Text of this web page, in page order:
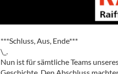
***Schluss, Aus, Ende***
\_.
Nun ist für sämtliche Teams